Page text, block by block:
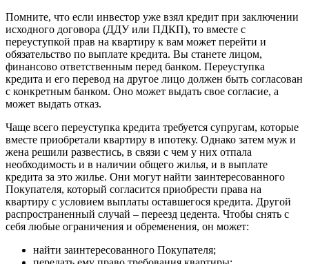
Помните, что если инвестор уже взял кредит при заключении
исходного договора (ДДУ или ПДКП), то вместе с
переуступкой прав на квартиру к вам может перейти и
обязательство по выплате кредита. Вы станете лицом,
финансово ответственным перед банком. Переуступка
кредита и его перевод на другое лицо должен быть согласован
с конкретным банком. Оно может выдать свое согласие, а
может выдать отказ.
Чаще всего переуступка кредита требуется супругам, которые
вместе приобретали квартиру в ипотеку. Однако затем муж и
жена решили развестись, в связи с чем у них отпала
необходимость и в наличии общего жилья, и в выплате
кредита за это жилье. Они могут найти заинтересованного
Покупателя, который согласится приобрести права на
квартиру с условием выплаты оставшегося кредита. Другой
распространенный случай – переезд цедента. Чтобы снять с
себя любые ограничения и обременения, он может:
найти заинтересованного Покупателя;